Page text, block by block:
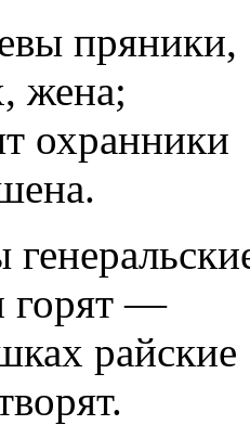
пряники,
жена;
охранники
горят —
райские